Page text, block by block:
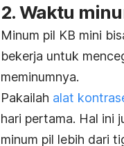
2. Waktu
Minum pil KB mini
bekerja untuk
meminumnya.
Pakailah alat
hari pertama. Hal ini
minum pil lebih dari